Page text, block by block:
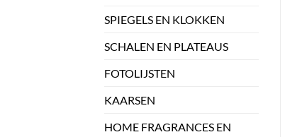
SPIEGELS EN KLOKKEN
SCHALEN EN PLATEAUS
FOTOLIJSTEN
KAARSEN
HOME FRAGRANCES EN